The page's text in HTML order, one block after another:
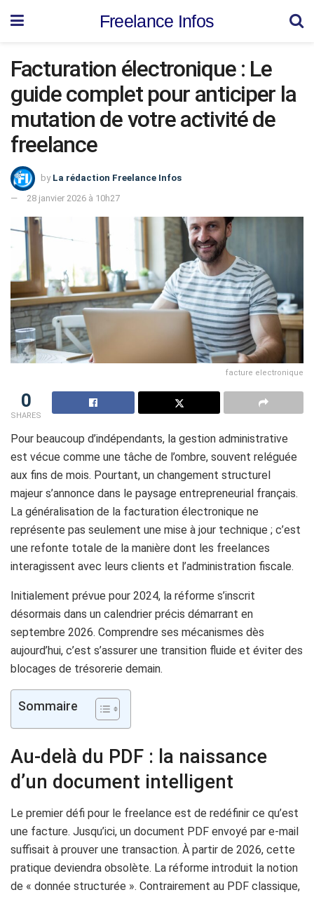
Freelance Infos
Facturation électronique : Le
guide complet pour anticiper la
mutation de votre activité de
freelance
by La rédaction Freelance Infos
28 janvier 2026 à 10h27
facture electronique
0
SHARES
Pour beaucoup d’indépendants, la gestion administrative
est vécue comme une tâche de l’ombre, souvent reléguée
aux fins de mois. Pourtant, un changement structurel
majeur s’annonce dans le paysage entrepreneurial français.
La généralisation de la facturation électronique ne
représente pas seulement une mise à jour technique ; c’est
une refonte totale de la manière dont les freelances
interagissent avec leurs clients et l’administration fiscale.
Initialement prévue pour 2024, la réforme s’inscrit
désormais dans un calendrier précis démarrant en
septembre 2026. Comprendre ses mécanismes dès
aujourd’hui, c’est s’assurer une transition fluide et éviter des
blocages de trésorerie demain.
Sommaire
Au-delà du PDF : la naissance
d’un document intelligent
Le premier défi pour le freelance est de redéfinir ce qu’est
une facture. Jusqu’ici, un document PDF envoyé par e-mail
suffisait à prouver une transaction. À partir de 2026, cette
pratique deviendra obsolète. La réforme introduit la notion
de « donnée structurée ». Contrairement au PDF classique,